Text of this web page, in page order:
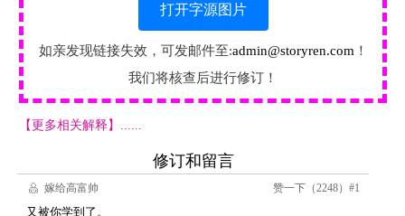
打开字源图片
如亲发现链接失效，可发邮件至:admin@storyren.com ！
我们将核查后进行修订！
【更多相关解释】......